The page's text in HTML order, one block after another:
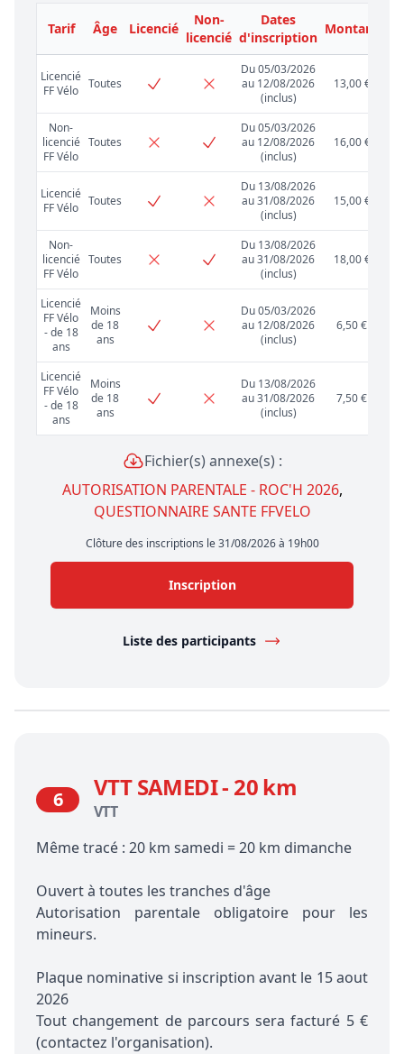
Tarif Âge Licencié
Non-
licencié
Dates
d'inscription
Montant
Licencié
FF Vélo
Toutes
Du 05/03/2026
au 12/08/2026
(inclus)
13,00 €
Non-
licencié
FF Vélo
Toutes
Du 05/03/2026
au 12/08/2026
(inclus)
16,00 €
Licencié
FF Vélo
Toutes
Du 13/08/2026
au 31/08/2026
(inclus)
15,00 €
Non-
licencié
FF Vélo
Toutes
Du 13/08/2026
au 31/08/2026
(inclus)
18,00 €
Licencié
FF Vélo
- de 18
ans
Moins
de 18
ans
Du 05/03/2026
au 12/08/2026
(inclus)
6,50 €
Licencié
FF Vélo
- de 18
ans
Moins
de 18
ans
Du 13/08/2026
au 31/08/2026
(inclus)
7,50 €
Fichier(s) annexe(s) :
AUTORISATION PARENTALE - ROC'H 2026,
QUESTIONNAIRE SANTE FFVELO
Clôture des inscriptions le 31/08/2026 à 19h00
Inscription
Liste des participants
6 VTT SAMEDI - 20 km
VTT
Même tracé : 20 km samedi = 20 km dimanche
Ouvert à toutes les tranches d'âge
Autorisation parentale obligatoire pour les
mineurs.
Plaque nominative si inscription avant le 15 aout
2026
Tout changement de parcours sera facturé 5 €
(contactez l'organisation).